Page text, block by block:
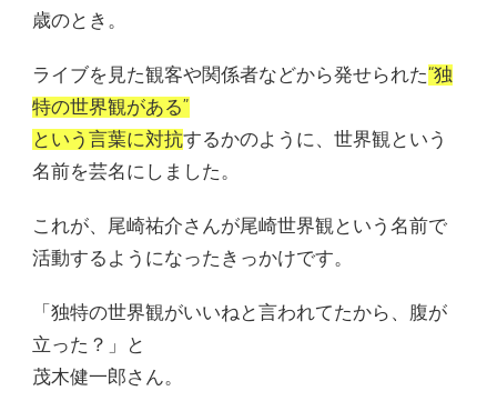
歳のとき。
ライブを見た観客や関係者などから発せられた“独
特の世界観がある”
という言葉に対抗するかのように、世界観という
名前を芸名にしました。
これが、尾崎祐介さんが尾崎世界観という名前で
活動するようになったきっかけです。
「独特の世界観がいいねと言われてたから、腹が
立った？」と
茂木健一郎さん。